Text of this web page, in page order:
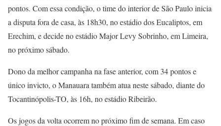
pontos. Com essa condição, o time do interior de São Paulo inicia
a disputa fora de casa, às 18h30, no estádio dos Eucaliptos, em
Erechim, e decide no estádio Major Levy Sobrinho, em Limeira,
no próximo sábado.
Dono da melhor campanha na fase anterior, com 34 pontos e
único invicto, o Manauara também atua neste sábado, diante do
Tocantinópolis-TO, às 16h, no estádio Ribeirão.
Os jogos da volta ocorrem no próximo fim de semana. Em caso